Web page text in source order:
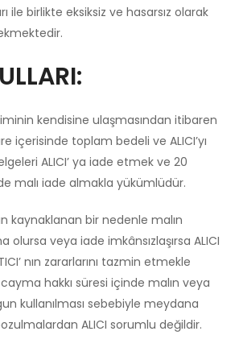
ile birlikte eksiksiz ve hasarsız olarak
kendisine ulaşmasından itibaren
içerisinde toplam bedeli ve ALICI’yı
ALICI’ ya iade etmek ve 20
malı iade almakla yükümlüdür.
kaynaklanan bir nedenle malın
olursa veya iade imkânsızlaşırsa ALICI
nın zararlarını tazmin etmekle
hakkı süresi içinde malın veya
kullanılması sebebiyle meydana
ALICI sorumlu değildir.